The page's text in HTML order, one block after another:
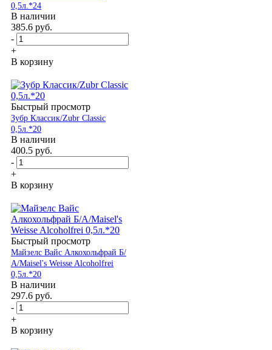
0,5л.*24
В наличии
385.6 руб.
-
+
В корзину
Быстрый просмотр
Зубр Классик/Zubr Classic
0,5л.*20
В наличии
400.5 руб.
-
+
В корзину
Быстрый просмотр
Майзелс Вайс Алкохольфрай Б/
А/Maisel's Weisse Alcoholfrei
0,5л.*20
В наличии
297.6 руб.
-
+
В корзину